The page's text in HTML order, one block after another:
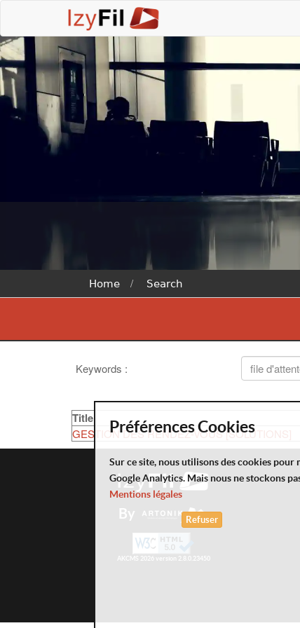
Home Search
Keywords :
Title
GESTION DES RENDEZ-VOUS [SOLUTIONS]
By
AKCMS 2026 version 2.8.0.23450
Préférences Cookies
Sur ce site, nous utilisons des cookies pour
Google Analytics. Mais nous ne stockons
Mentions légales
Refuser